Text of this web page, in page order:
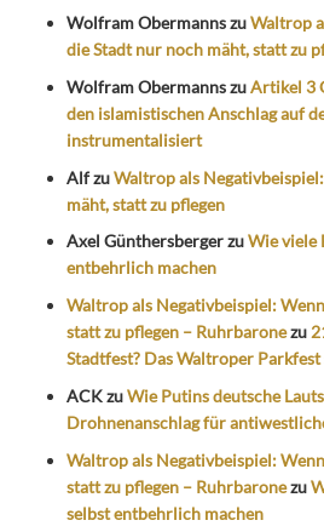
Wolfram ObermannszuWaltrop
die Stadt nur noch mäht, statt zu
Wolfram ObermannszuArtikel 3
den islamistischen Anschlag auf
instrumentalisiert
AlfzuWaltrop als
mäht, statt zu pflegen
Axel GünthersbergerzuWie viele
entbehrlich machen
Waltrop als Negativbeispiel:
statt zu pflegen – Ruhrbaronezu
Stadtfest? Das Waltroper
ACKzuWie Putins deutsche
Drohnenanschlag für
Waltrop als Negativbeispiel:
statt zu pflegen – Ruhrbaronezu
selbst entbehrlich machen